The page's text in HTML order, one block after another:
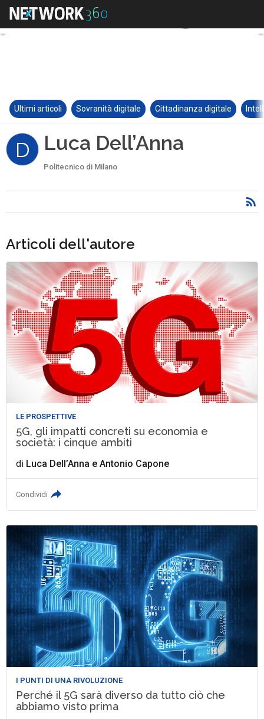
Ultimi articoli Sovranità digitale Cittadinanza digitale
D Luca Dell’Anna
Politecnico di Milano
Articoli dell'autore
LE PROSPETTIVE
5G, gli impatti concreti su economia e
società: i cinque ambiti
di Luca Dell’Anna eAntonio Capone
Condividi
I PUNTI DI UNA RIVOLUZIONE
Perché il 5G sarà diverso da tutto ciò che
abbiamo visto prima